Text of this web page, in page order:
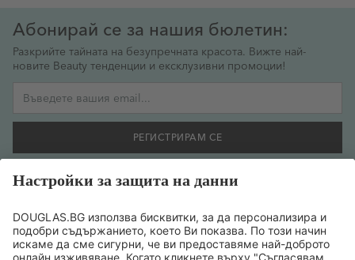
Абонирай се за нашия бюлетин:
Разкрийте тайната на безупречната красота. Вижте най-
новите Beauty тенденции и ексклузивни промоции!
РЕГИСТРИРАМ СЕ
предоставената от мен информация да се обработва